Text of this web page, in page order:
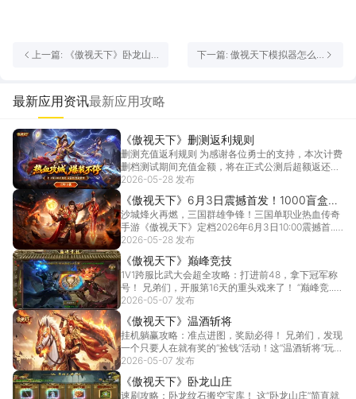
上一篇: 《傲视天下》卧龙山
下一篇: 傲视天下模拟器怎么
最新应用资讯最新应用攻略
《傲视天下》删测返利规则
删测充值返利规则 为感谢各位勇士的支持，本次计费
删档测试期间充值金额，将在正式公测后超额返还，
助你公... [详情]
2026-05-28 发布
《傲视天下》6月3日震撼首发！1000盲盒
+真充狂送，零氪也能称王
沙城烽火再燃，三国群雄争锋！三国单职业热血传奇
手游《傲视天下》定档2026年6月3日10:00震撼首...
[详情]
2026-05-28 发布
《傲视天下》巅峰竞技
1V1跨服比武大会超全攻略：打进前48，拿下冠军称
号！ 兄弟们，开服第16天的重头戏来了！ “巅峰竞...
[详情]
2026-05-07 发布
《傲视天下》温酒斩将
挂机躺赢攻略：准点进图，奖励必得！ 兄弟们，发现
一个只要人在就有奖的“捡钱”活动！这“温酒斩将”玩
法... [详情]
2026-05-07 发布
《傲视天下》卧龙山庄
速刷攻略：卧龙纹石搬空宝库！ 这“卧龙山庄”简直就